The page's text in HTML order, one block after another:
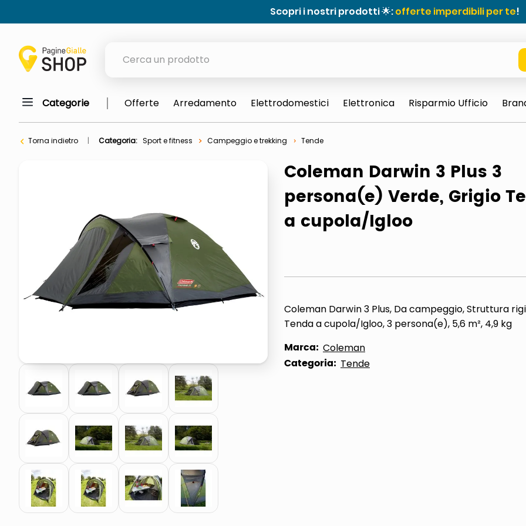
Scopri i nostri prodotti 🌟:offerte imperdibili per te!
meme
italia independent occhiali sole 0703 thin rotondo sun
astuccio oxford
lucidatrice pavimenti
airpods
pattumiera raccolta differenziata
asciuga capelli spazzola
Categorie Offerte Arredamento Elettrodomestici Elettronica Risparmio Ufficio
Torna indietro Categoria: Sport e fitness Campeggio e trekking Tende
Coleman Darwin 3 Plus 3
persona(e) Verde, Grigio
a cupola/Igloo
Coleman Darwin 3 Plus, Da campeggio, Struttura
Tenda a cupola/Igloo, 3 persona(e), 5,6 m², 4,9 kg
Marca: Coleman
Categoria: Tende